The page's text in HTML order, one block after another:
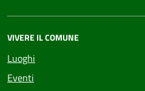
VIVERE IL COMUNE
Luoghi
Eventi